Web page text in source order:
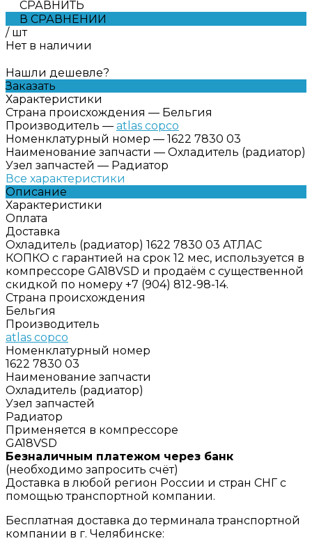
СРАВНИТЬ
В СРАВНЕНИИ
/ шт
Нет в наличии
Нашли дешевле?
Заказать
Характеристики
Страна происхождения — Бельгия
Производитель — atlas copco
Номенклатурный номер — 1622 7830 03
Наименование запчасти — Охладитель (радиатор)
Узел запчастей — Радиатор
Все характеристики
Описание
Характеристики
Оплата
Доставка
Охладитель (радиатор) 1622 7830 03 АТЛАС
КОПКО с гарантией на срок 12 мес, используется в
компрессоре GA18VSD и продаём с существенной
скидкой по номеру +7 (904) 812-98-14.
Страна происхождения
Бельгия
Производитель
atlas copco
Номенклатурный номер
1622 7830 03
Наименование запчасти
Охладитель (радиатор)
Узел запчастей
Радиатор
Применяется в компрессоре
GA18VSD
Безналичным платежом через банк
(необходимо запросить счёт)
Доставка в любой регион России и стран СНГ с
помощью транспортной компании.
Бесплатная доставка до терминала транспортной
компании в г. Челябинске: